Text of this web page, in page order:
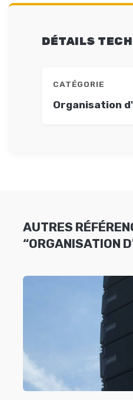
DÉTAILS
CATÉGORIE
Organisation
AUTRES
“ORGANISATION